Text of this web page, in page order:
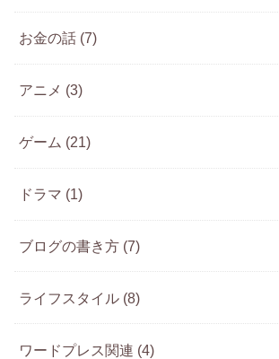
お金の話 (7)
アニメ (3)
ゲーム (21)
ドラマ (1)
ブログの書き方 (7)
ライフスタイル (8)
ワードプレス関連 (4)